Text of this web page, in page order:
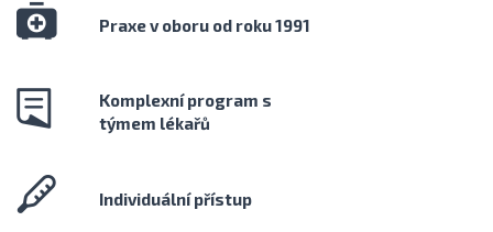
Praxe v oboru od roku 1991
Komplexní program s
týmem lékařů
Individuální přístup